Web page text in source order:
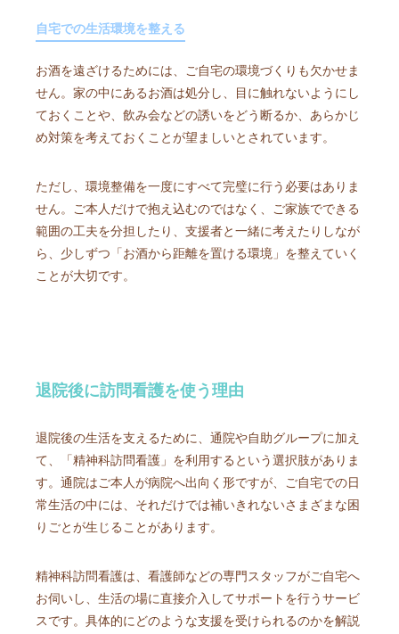
自宅での生活環境を整える
お酒を遠ざけるためには、ご自宅の環境づくりも欠かせま
せん。家の中にあるお酒は処分し、目に触れないようにし
ておくことや、飲み会などの誘いをどう断るか、あらかじ
め対策を考えておくことが望ましいとされています。
ただし、環境整備を一度にすべて完璧に行う必要はありま
せん。ご本人だけで抱え込むのではなく、ご家族でできる
範囲の工夫を分担したり、支援者と一緒に考えたりしなが
ら、少しずつ「お酒から距離を置ける環境」を整えていく
ことが大切です。
退院後に訪問看護を使う理由
退院後の生活を支えるために、通院や自助グループに加え
て、「精神科訪問看護」を利用するという選択肢がありま
す。通院はご本人が病院へ出向く形ですが、ご自宅での日
常生活の中には、それだけでは補いきれないさまざまな困
りごとが生じることがあります。
精神科訪問看護は、看護師などの専門スタッフがご自宅へ
お伺いし、生活の場に直接介入してサポートを行うサービ
スです。具体的にどのような支援を受けられるのかを解説